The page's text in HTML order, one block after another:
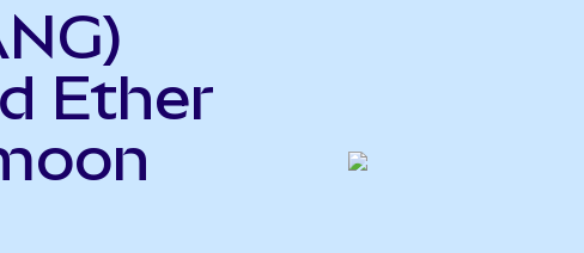
Ether